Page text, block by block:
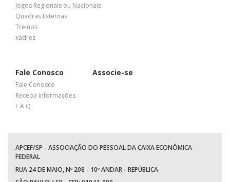
Jogos Regionais ou Nacionais
Quadras Externas
Treinos
xadrez
Fale Conosco
Fale Conosco
Receba informações
F A Q
Associe-se
APCEF/SP - ASSOCIAÇÃO DO PESSOAL DA CAIXA ECONÔMICA
FEDERAL
RUA 24 DE MAIO, Nº 208 - 10º ANDAR - REPÚBLICA